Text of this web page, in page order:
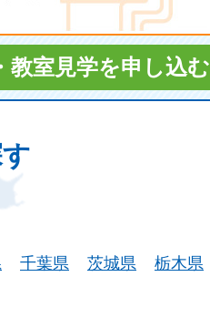
教室見学を申し込む
千葉県 茨城県 栃木県